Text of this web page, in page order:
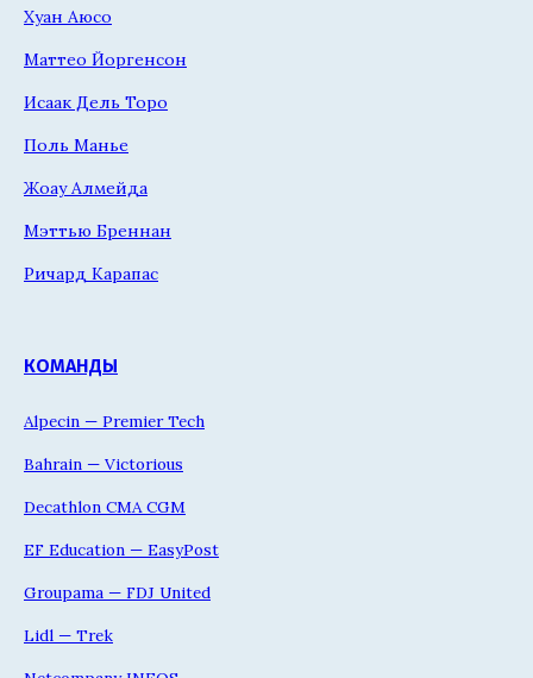
Хуан Аюсо
Маттео Йоргенсон
Исаак Дель Торо
Поль Манье
Жоау Алмейда
Мэттью Бреннан
Ричард Карапас
КОМАНДЫ
Alpecin — Premier Tech
Bahrain — Victorious
Decathlon CMA CGM
EF Education — EasyPost
Groupama — FDJ United
Lidl — Trek